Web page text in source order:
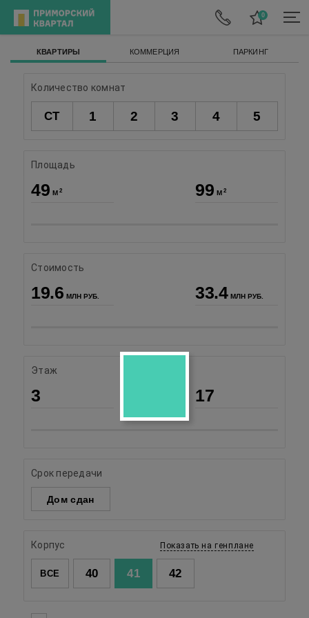
КВАРТИРЫ КОММЕРЦИЯ ПАРКИНГ
Количество комнат
СТ 1 2 3 4 5
Площадь
49 М 2 99 М 2
Стоимость
19.6 МЛН РУБ. 33.4 МЛН РУБ.
Этаж
3 17
Срок передачи
Дом сдан
Корпус
ВСЕ 40 41 42
Показать на генплане